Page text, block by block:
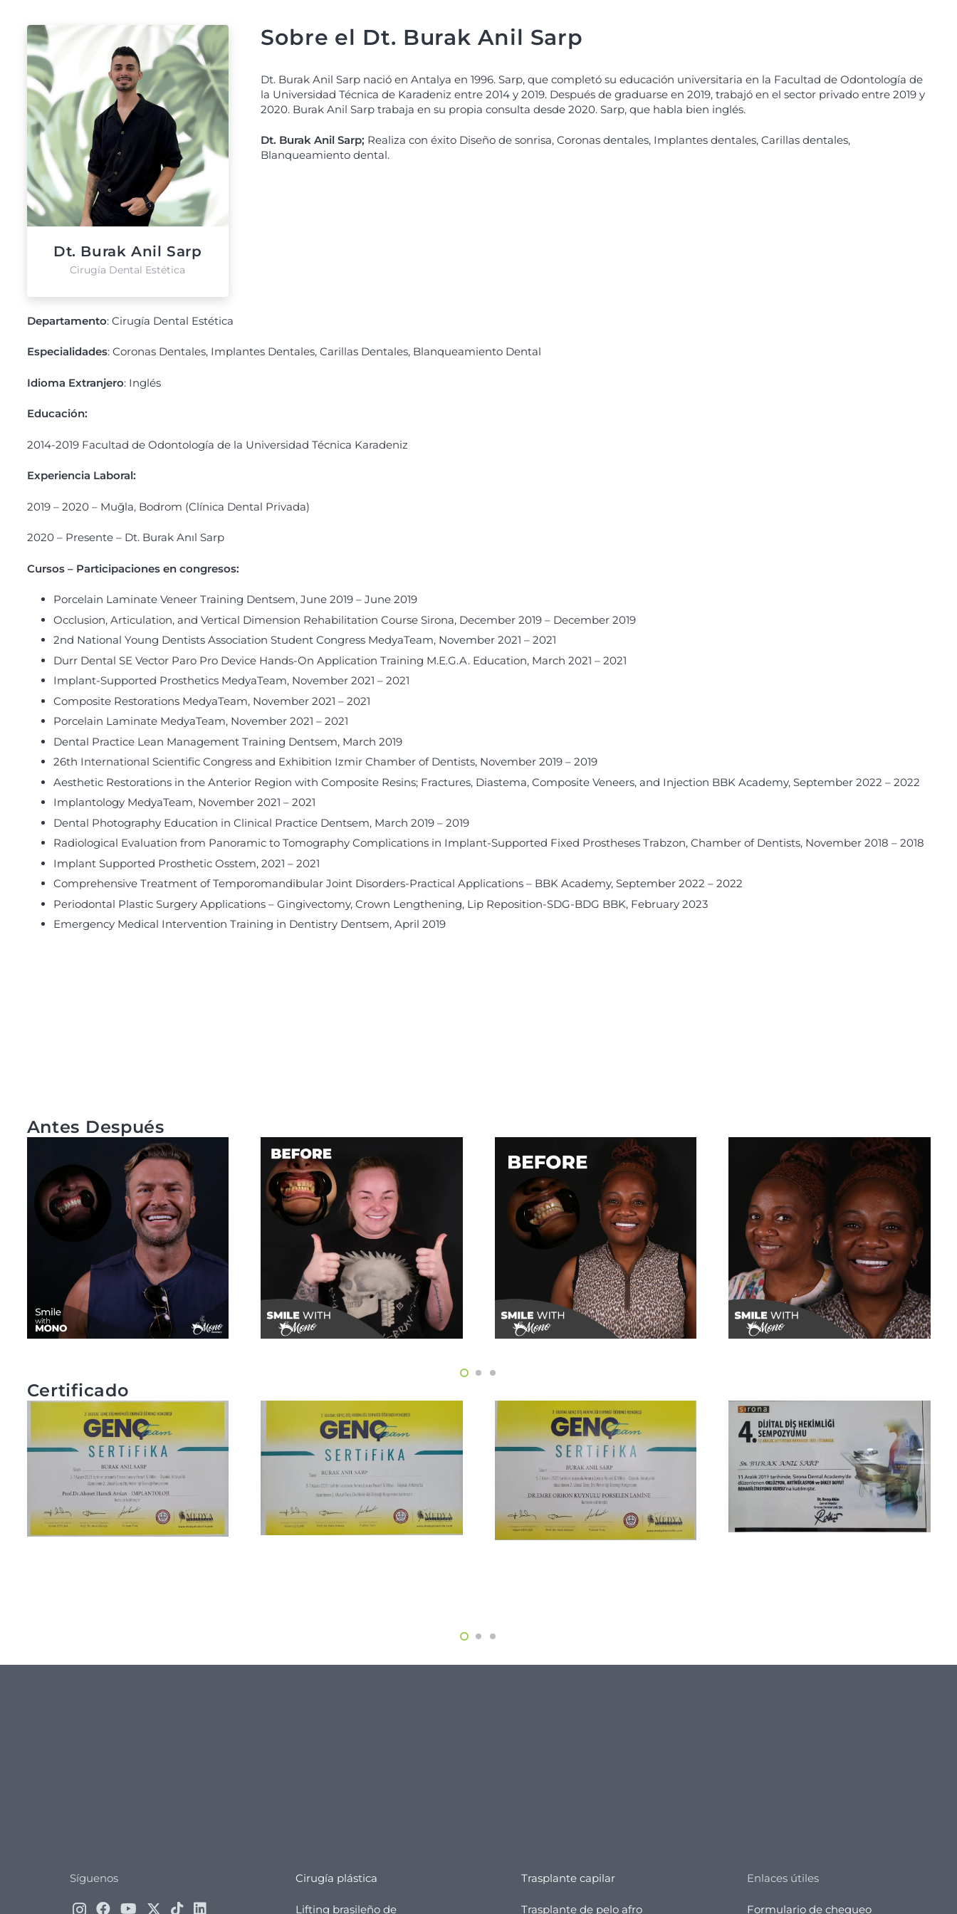
Dt. Burak Anil Sarp
Cirugía Dental Estética
Sobre el Dt. Burak Anil Sarp
Dt. Burak Anil Sarp nació en Antalya en 1996. Sarp, que completó su educación universitaria en la Facultad de Odontología de
la Universidad Técnica de Karadeniz entre 2014 y 2019. Después de graduarse en 2019, trabajó en el sector privado entre 2019 y
2020. Burak Anil Sarp trabaja en su propia consulta desde 2020. Sarp, que habla bien inglés.
Dt. Burak Anil Sarp; Realiza con éxito Diseño de sonrisa, Coronas dentales, Implantes dentales, Carillas dentales,
Blanqueamiento dental.
Departamento: Cirugía Dental Estética
Especialidades: Coronas Dentales, Implantes Dentales, Carillas Dentales, Blanqueamiento Dental
Idioma Extranjero: Inglés
Educación:
2014-2019 Facultad de Odontología de la Universidad Técnica Karadeniz
Experiencia Laboral:
2019 – 2020 – Muğla, Bodrom (Clínica Dental Privada)
2020 – Presente – Dt. Burak Anıl Sarp
Cursos – Participaciones en congresos:
Porcelain Laminate Veneer Training Dentsem, June 2019 – June 2019
Occlusion, Articulation, and Vertical Dimension Rehabilitation Course Sirona, December 2019 – December 2019
2nd National Young Dentists Association Student Congress MedyaTeam, November 2021 – 2021
Durr Dental SE Vector Paro Pro Device Hands-On Application Training M.E.G.A. Education, March 2021 – 2021
Implant-Supported Prosthetics MedyaTeam, November 2021 – 2021
Composite Restorations MedyaTeam, November 2021 – 2021
Porcelain Laminate MedyaTeam, November 2021 – 2021
Dental Practice Lean Management Training Dentsem, March 2019
26th International Scientific Congress and Exhibition Izmir Chamber of Dentists, November 2019 – 2019
Aesthetic Restorations in the Anterior Region with Composite Resins; Fractures, Diastema, Composite Veneers, and Injection BBK Academy, September 2022 – 2022
Implantology MedyaTeam, November 2021 – 2021
Dental Photography Education in Clinical Practice Dentsem, March 2019 – 2019
Radiological Evaluation from Panoramic to Tomography Complications in Implant-Supported Fixed Prostheses Trabzon, Chamber of Dentists, November 2018 – 2018
Implant Supported Prosthetic Osstem, 2021 – 2021
Comprehensive Treatment of Temporomandibular Joint Disorders-Practical Applications – BBK Academy, September 2022 – 2022
Periodontal Plastic Surgery Applications – Gingivectomy, Crown Lengthening, Lip Reposition-SDG-BDG BBK, February 2023
Emergency Medical Intervention Training in Dentistry Dentsem, April 2019
Antes Después
Certificado
Síguenos Cirugía plástica
Lifting brasileño de
Trasplante capilar
Trasplante de pelo afro
Enlaces útiles
Formulario de chequeo